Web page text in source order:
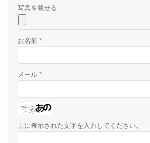
お名前 *
メール *
上に表示された文字を入力してください。